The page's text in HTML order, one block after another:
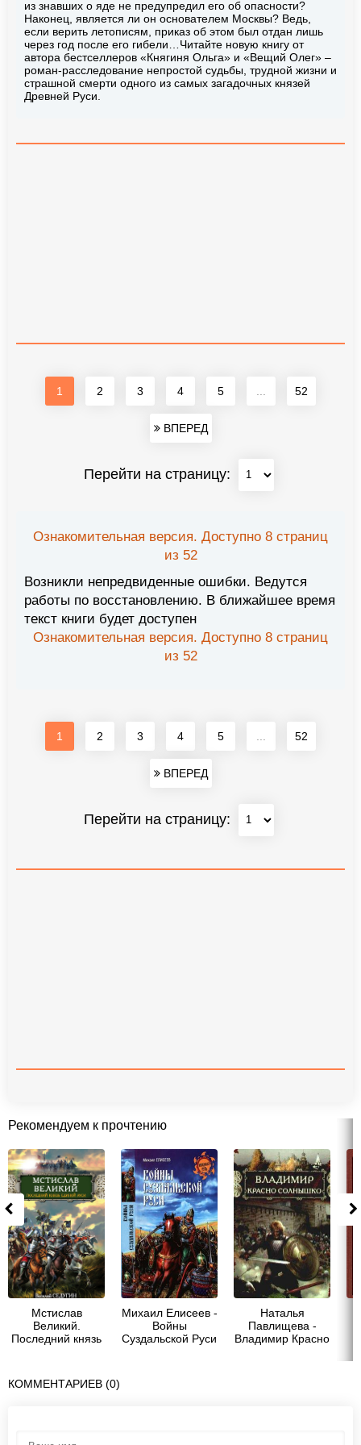
из знавших о яде не предупредил его об опасности?
Наконец, является ли он основателем Москвы? Ведь,
если верить летописям, приказ об этом был отдан лишь
через год после его гибели…Читайте новую книгу от
автора бестселлеров «Княгиня Ольга» и «Вещий Олег» –
роман-расследование непростой судьбы, трудной жизни и
страшной смерти одного из самых загадочных князей
Древней Руси.
1 2 3 4 5 52
ВПЕРЕД
Перейти на страницу:
Ознакомительная версия. Доступно 8 страниц
из 52
Возникли непредвиденные ошибки. Ведутся
работы по восстановлению. В ближайшее время
текст книги будет доступен
Ознакомительная версия. Доступно 8 страниц
из 52
1 2 3 4 5 52
ВПЕРЕД
Перейти на страницу:
Рекомендуем к прочтению
Мстислав
Великий.
Последний князь
Иванович
Михаил Елисеев -
Войны
Суздальской Руси
Наталья
Павлищева -
Владимир Красно
КОММЕНТАРИЕВ (0)